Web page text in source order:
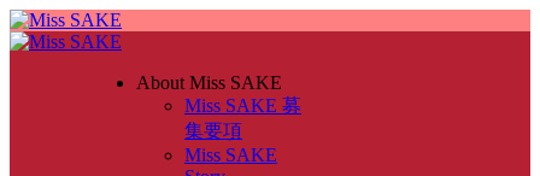
About Miss SAKE
Miss SAKE 募
集要項
Miss SAKE